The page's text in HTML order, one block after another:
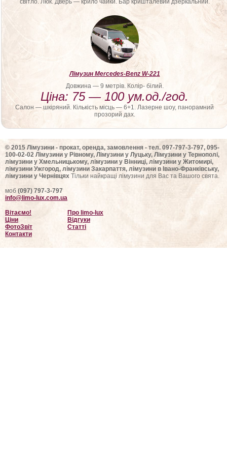
світло. Люк. Дверь — крило чайки. Бар кришталевий дзеркальний.
Лімузин Mercedes-Benz W-221
Довжина — 9 метрів. Колір- білий.
Ціна: 75 — 100 ум.од./год.
Салон — шкіряний. Кількість місць — 6+1. Лазерне шоу, панорамний
прозорий дах.
© 2015 Лімузини - прокат, оренда, замовлення - тел. 097-797-3-797, 095-
100-02-02 Лімузини у Рівному, Лімузини у Луцьку, Лімузини у Тернополі,
лімузини у Хмельницькому, лімузини у Вінниці, лімузини у Житомирі,
лімузини Ужгород, лімузини Закарпаття, лімузини в Івано-Франківську,
лімузини у Чернівцях Тільки найкращі лімузини для Вас та Вашого свята.
моб (097) 797-3-797
info@limo-lux.com.ua
Вітаємо!
Про limo-lux
Ціни
Відгуки
ФотоЗвіт
Статті
Контакти